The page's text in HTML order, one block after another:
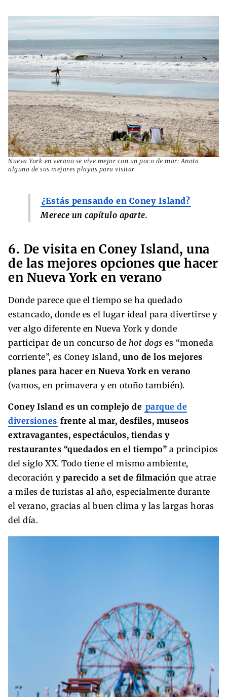
Nueva York en verano se vive mejor con un poco de mar: Anota
alguna de sus mejores playas para visitar
¿Estás pensando en Coney Island?
Merece un capítulo aparte.
6. De visita en Coney Island, una
de las mejores opciones que hacer
en Nueva York en verano
Donde parece que el tiempo se ha quedado
estancado, donde es el lugar ideal para divertirse y
ver algo diferente en Nueva York y donde
participar de un concurso de hot dogs es “moneda
corriente”, es Coney Island, uno de los mejores
planes para hacer en Nueva York en verano
(vamos, en primavera y en otoño también).
Coney Island es un complejo de parque de
diversiones frente al mar, desfiles, museos
extravagantes, espectáculos, tiendas y
restaurantes “quedados en el tiempo” a principios
del siglo XX. Todo tiene el mismo ambiente,
decoración y parecido a set de filmación que atrae
a miles de turistas al año, especialmente durante
el verano, gracias al buen clima y las largas horas
del día.